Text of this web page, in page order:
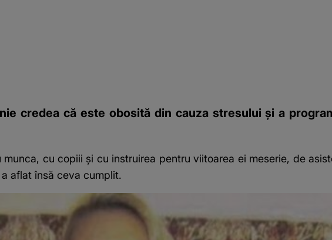
credea că este obosită din cauza stresului și a
cu copiii și cu instruirea pentru viitoarea ei meserie, de
aflat însă ceva cumplit.